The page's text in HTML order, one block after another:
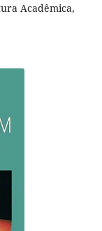
Acadêmica,